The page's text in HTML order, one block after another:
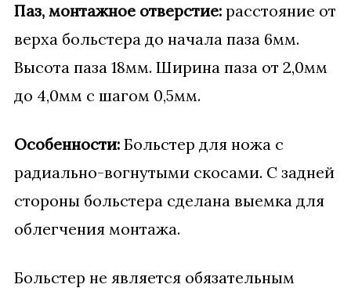
Паз, монтажное отверстие: расстояние от
верха больстера до начала паза 6мм.
Высота паза 18мм. Ширина паза от 2,0мм
до 4,0мм с шагом 0,5мм.
Особенности: Больстер для ножа с
радиально-вогнутыми скосами. С задней
стороны больстера сделана выемка для
облегчения монтажа.
Больстер не является обязательным